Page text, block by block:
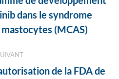
Article
précédent
:
dans le syndrome
(MCAS)
de la FDA de